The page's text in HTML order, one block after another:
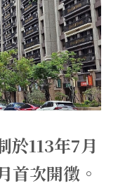
於113年7月
首次開徵。